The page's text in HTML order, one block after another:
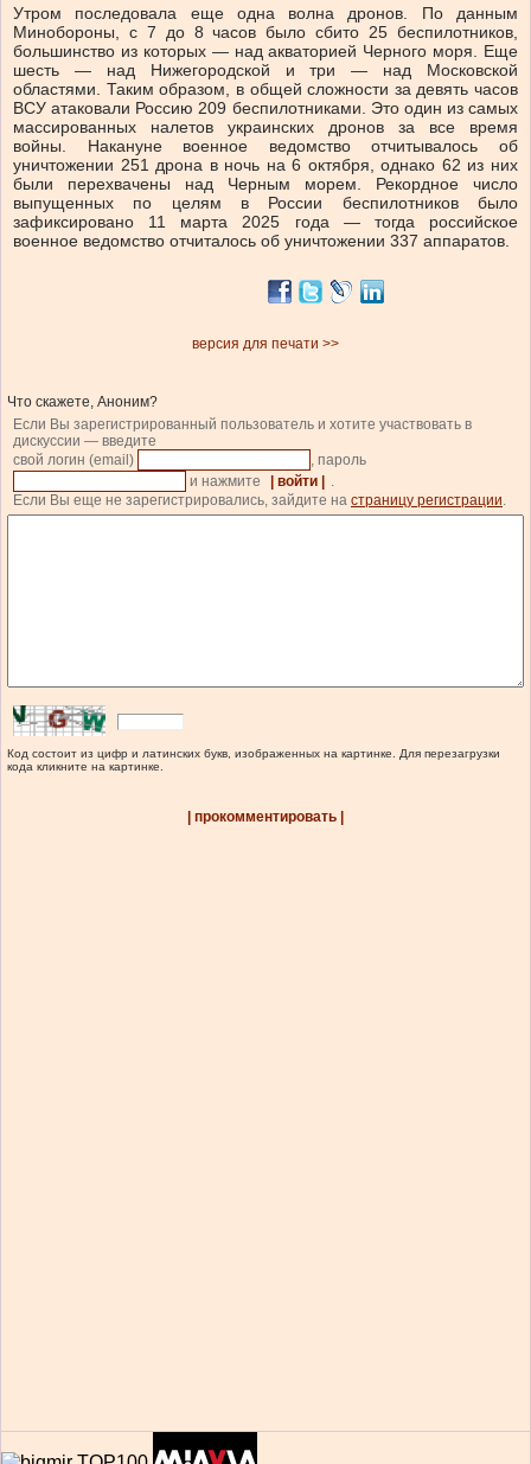
Утром последовала еще одна волна дронов. По данным
Минобороны, с 7 до 8 часов было сбито 25 беспилотников,
большинство из которых — над акваторией Черного моря. Еще
шесть — над Нижегородской и три — над Московской
областями. Таким образом, в общей сложности за девять часов
ВСУ атаковали Россию 209 беспилотниками. Это один из самых
массированных налетов украинских дронов за все время
войны. Накануне военное ведомство отчитывалось об
уничтожении 251 дрона в ночь на 6 октября, однако 62 из них
были перехвачены над Черным морем. Рекордное число
выпущенных по целям в России беспилотников было
зафиксировано 11 марта 2025 года — тогда российское
военное ведомство отчиталось об уничтожении 337 аппаратов.
версия для печати >>
Что скажете, Аноним?
Если Вы зарегистрированный пользователь и хотите участвовать в
дискуссии — введите
свой логин (email)
, пароль
и нажмите
| войти |
.
Если Вы еще не зарегистрировались, зайдите на страницу регистрации.
Код состоит из цифр и латинских букв, изображенных на картинке. Для перезагрузки
кода кликните на картинке.
| прокомментировать |